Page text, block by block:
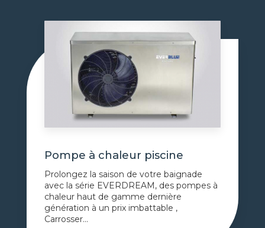
Pompe à chaleur piscine
Prolongez la saison de votre baignade
avec la série EVERDREAM, des pompes à
chaleur haut de gamme dernière
génération à un prix imbattable ,
Carrosser...